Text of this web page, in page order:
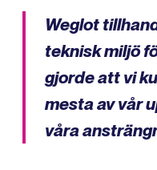
Weglot
teknisk miljö
gjorde att vi
mesta av vår
våra